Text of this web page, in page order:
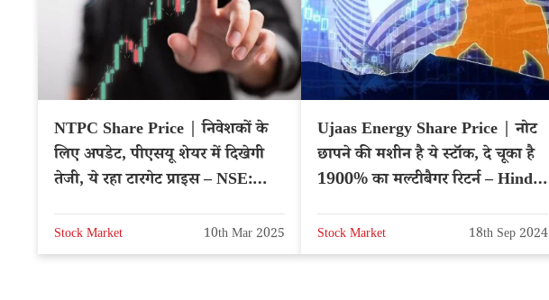
NTPC Share Price | निवेशकों के
लिए अपडेट, पीएसयू शेयर में दिखेगी
तेजी, ये रहा टारगेट प्राइस – NSE:
Stock Market 10th Mar 2025
Ujaas Energy Share Price | नोट
छापने की मशीन है ये स्टॉक, दे चूका है
1900% का मल्टीबैगर रिटर्न – Hindi
Stock Market 18th Sep 2024